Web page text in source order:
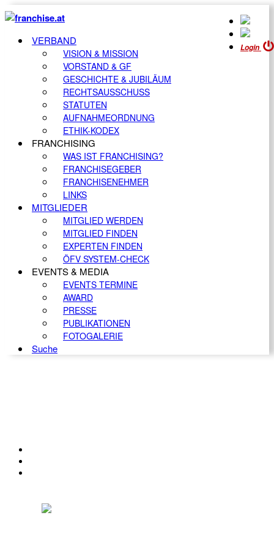
Login
VERBAND
VISION & MISSION
VORSTAND & GF
GESCHICHTE & JUBILÄUM
RECHTSAUSSCHUSS
STATUTEN
AUFNAHMEORDNUNG
ETHIK-KODEX
FRANCHISING
WAS IST FRANCHISING?
FRANCHISEGEBER
FRANCHISENEHMER
LINKS
MITGLIEDER
MITGLIED WERDEN
MITGLIED FINDEN
EXPERTEN FINDEN
ÖFV SYSTEM-CHECK
EVENTS & MEDIA
EVENTS TERMINE
AWARD
PRESSE
PUBLIKATIONEN
FOTOGALERIE
Suche